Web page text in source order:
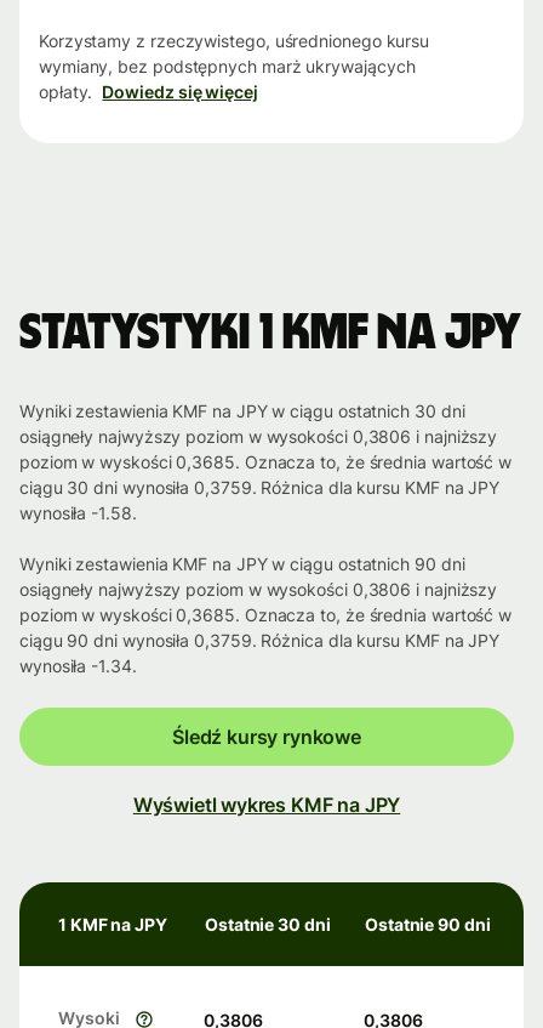
Korzystamy z rzeczywistego, uśrednionego kursu
wymiany, bez podstępnych marż ukrywających
opłaty. Dowiedz się więcej
Statystyki 1 KMF na JPY
Wyniki zestawienia KMF na JPY w ciągu ostatnich 30 dni
osiągneły najwyższy poziom w wysokości 0,3806 i najniższy
poziom w wyskości 0,3685. Oznacza to, że średnia wartość w
ciągu 30 dni wynosiła 0,3759. Różnica dla kursu KMF na JPY
wynosiła -1.58.
Wyniki zestawienia KMF na JPY w ciągu ostatnich 90 dni
osiągneły najwyższy poziom w wysokości 0,3806 i najniższy
poziom w wyskości 0,3685. Oznacza to, że średnia wartość w
ciągu 90 dni wynosiła 0,3759. Różnica dla kursu KMF na JPY
wynosiła -1.34.
Śledź kursy rynkowe
Wyświetl wykres KMF na JPY
1 KMF na JPY Ostatnie 30 dni Ostatnie 90 dni
Wysoki 0,3806 0,3806